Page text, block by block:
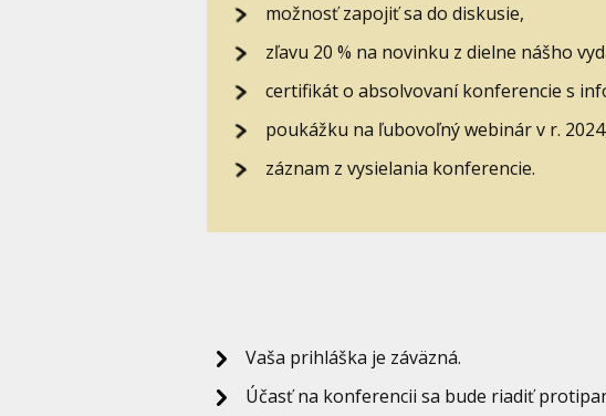
možnosť zapojiť sa do diskusie,
zľavu 20 % na novinku z dielne nášho
certifikát o absolvovaní konferencie s
poukážku na ľubovoľný webinár v r.
záznam z vysielania konferencie.
Vaša prihláška je záväzná.
Účasť na konferencii sa bude riadiť